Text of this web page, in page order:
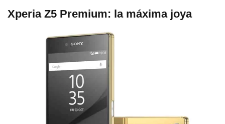
Xperia Z5 Premium: la máxima joya